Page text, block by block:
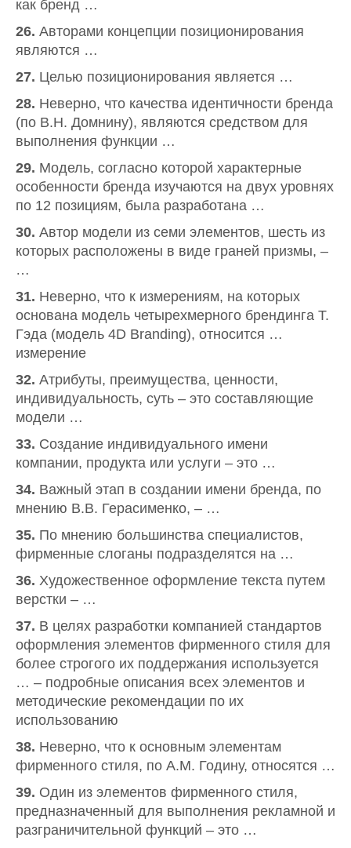
как бренд …
26. Авторами концепции позиционирования
являются …
27. Целью позиционирования является …
28. Неверно, что качества идентичности бренда
(по В.Н. Домнину), являются средством для
выполнения функции …
29. Модель, согласно которой характерные
особенности бренда изучаются на двух уровнях
по 12 позициям, была разработана …
30. Автор модели из семи элементов, шесть из
которых расположены в виде граней призмы, –
…
31. Неверно, что к измерениям, на которых
основана модель четырехмерного брендинга Т.
Гэда (модель 4D Branding), относится …
измерение
32. Атрибуты, преимущества, ценности,
индивидуальность, суть – это составляющие
модели …
33. Создание индивидуального имени
компании, продукта или услуги – это …
34. Важный этап в создании имени бренда, по
мнению В.В. Герасименко, – …
35. По мнению большинства специалистов,
фирменные слоганы подразделятся на …
36. Художественное оформление текста путем
верстки – …
37. В целях разработки компанией стандартов
оформления элементов фирменного стиля для
более строгого их поддержания используется
… – подробные описания всех элементов и
методические рекомендации по их
использованию
38. Неверно, что к основным элементам
фирменного стиля, по А.М. Годину, относятся …
39. Один из элементов фирменного стиля,
предназначенный для выполнения рекламной и
разграничительной функций – это …